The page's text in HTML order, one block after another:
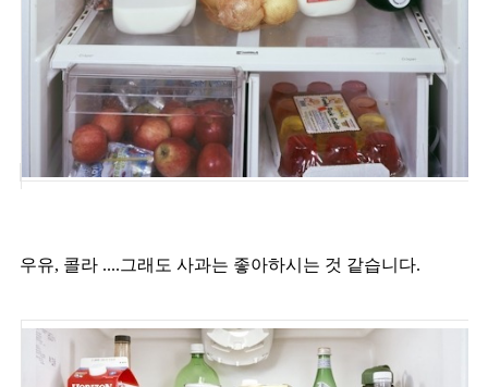
우유, 콜라 ....그래도 사과는 좋아하시는 것 같습니다.